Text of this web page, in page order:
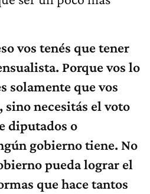
vos tenés que tener
Porque vos lo
solamente que vos
sino necesitás el voto
diputados o
gobierno tiene. No
pueda lograr el
que hace tantos